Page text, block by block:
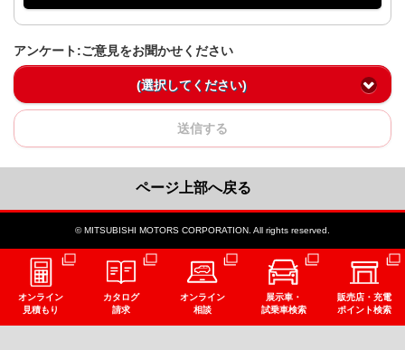
アンケート:ご意見をお聞かせください
(選択してください)
送信する
ページ上部へ戻る
© MITSUBISHI MOTORS CORPORATION. All rights reserved.
オンライン
見積もり
カタログ
請求
オンライン
相談
展示車・
試乗車検索
販売店・充電
ポイント検索